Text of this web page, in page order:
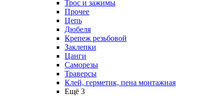
Трос и зажимы
Прочее
Цепь
Дюбеля
Крепеж резьбовой
Заклепки
Цанги
Саморезы
Траверсы
Клей, герметик, пена монтажная
Ещё 3